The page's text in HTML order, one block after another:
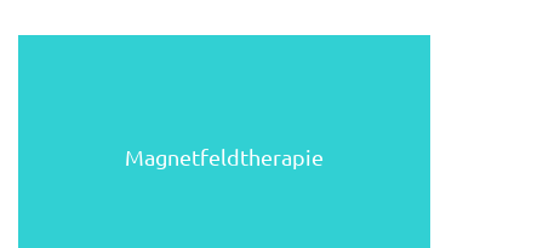
Magnetfeldtherapie